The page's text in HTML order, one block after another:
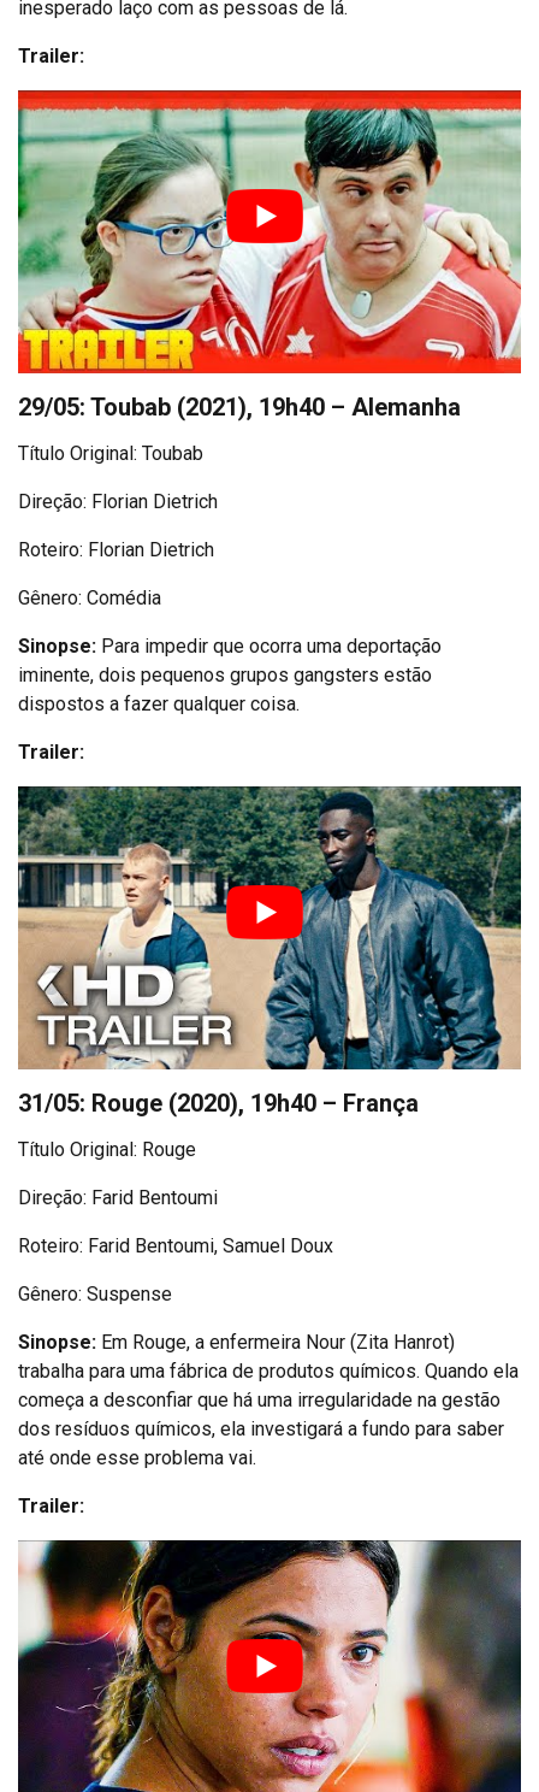
inesperado laço com as pessoas de lá.
Trailer:
29/05: Toubab (2021), 19h40 – Alemanha
Título Original: Toubab
Direção: Florian Dietrich
Roteiro: Florian Dietrich
Gênero: Comédia
Sinopse: Para impedir que ocorra uma deportação
iminente, dois pequenos grupos gangsters estão
dispostos a fazer qualquer coisa.
Trailer:
31/05: Rouge (2020), 19h40 – França
Título Original: Rouge
Direção: Farid Bentoumi
Roteiro: Farid Bentoumi, Samuel Doux
Gênero: Suspense
Sinopse: Em Rouge, a enfermeira Nour (Zita Hanrot)
trabalha para uma fábrica de produtos químicos. Quando ela
começa a desconfiar que há uma irregularidade na gestão
dos resíduos químicos, ela investigará a fundo para saber
até onde esse problema vai.
Trailer: